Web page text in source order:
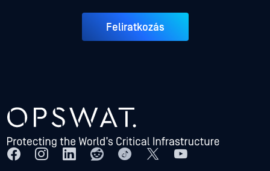
Feliratkozás